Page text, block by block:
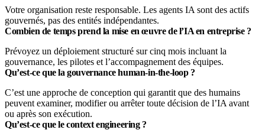
Votre organisation reste responsable. Les agents IA sont des actifs
gouvernés, pas des entités indépendantes.
Combien de temps prend la mise en œuvre de l’IA en entreprise ?
Prévoyez un déploiement structuré sur cinq mois incluant la
gouvernance, les pilotes et l’accompagnement des équipes.
Qu’est-ce que la gouvernance human-in-the-loop ?
C’est une approche de conception qui garantit que des humains
peuvent examiner, modifier ou arrêter toute décision de l’IA avant
ou après son exécution.
Qu’est-ce que le context engineering ?